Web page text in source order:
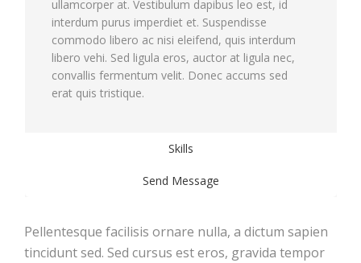
ullamcorper at. Vestibulum dapibus leo est, id
interdum purus imperdiet et. Suspendisse
commodo libero ac nisi eleifend, quis interdum
libero vehi. Sed ligula eros, auctor at ligula nec,
convallis fermentum velit. Donec accums sed
erat quis tristique.
Skills
Send Message
Pellentesque facilisis ornare nulla, a dictum sapien
tincidunt sed. Sed cursus est eros, gravida tempor